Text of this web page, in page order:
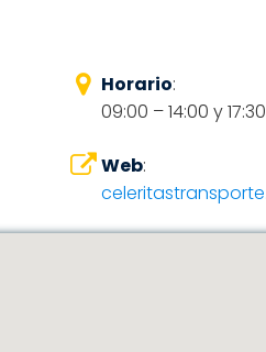
Horario:
09:00 – 14:00 y
Web: